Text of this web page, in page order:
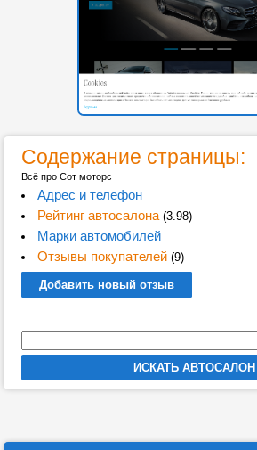
Содержание страницы:
Всё про Сот моторс
Адрес и телефон
Рейтинг автосалона(3.98)
Марки автомобилей
Отзывы покупателей(9)
Добавить новый отзыв